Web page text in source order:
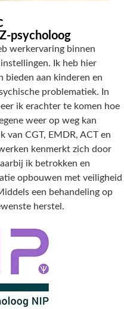
psycholoog
werkervaring binnen
Ik heb hier
bieden aan kinderen en
problematiek. In
ik erachter te komen hoe
weer op weg kan
van CGT, EMDR, ACT en
kenmerkt zich door
ik betrokken en
opbouwen met veiligheid
een behandeling op
herstel.